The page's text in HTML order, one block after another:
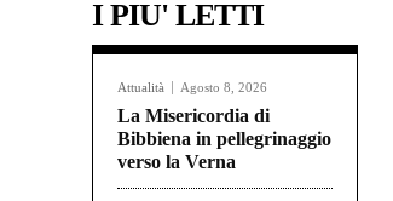
I PIU' LETTI
Attualità Agosto 8, 2026
La Misericordia di
Bibbiena in pellegrinaggio
verso la Verna